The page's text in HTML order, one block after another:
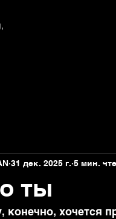
ты
31 дек. 2025 г. 5 мин.
конечно, хочется